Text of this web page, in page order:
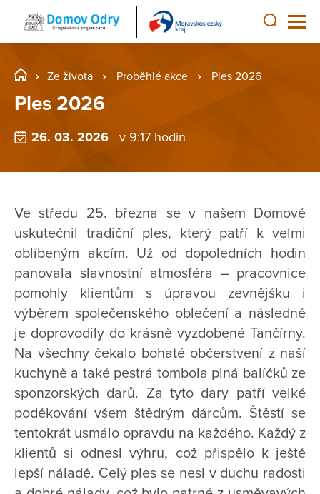
Ze života Proběhlé akce Ples 2026
Ples 2026
26. 03. 2026 v 9:17 hodin
Ve středu 25. března se v našem Domově
uskutečnil tradiční ples, který patří k velmi
oblíbeným akcím. Už od dopoledních hodin
panovala slavnostní atmosféra – pracovnice
pomohly klientům s úpravou zevnějšku i
výběrem společenského oblečení a následně
je doprovodily do krásně vyzdobené Tančírny.
Na všechny čekalo bohaté občerstvení z naší
kuchyně a také pestrá tombola plná balíčků ze
sponzorských darů. Za tyto dary patří velké
poděkování všem štědrým dárcům. Štěstí se
tentokrát usmálo opravdu na každého. Každý z
klientů si odnesl výhru, což přispělo k ještě
lepší náladě. Celý ples se nesl v duchu radosti